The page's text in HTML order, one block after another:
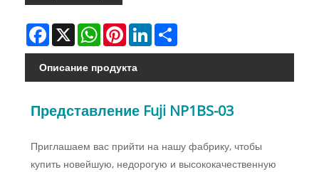
Facebook
X WhatsAppPinterestLinkedIn
Описание продукта
Представление Fuji NP1BS-03
Приглашаем вас прийти на нашу фабрику, чтобы
купить новейшую, недорогую и высококачественную